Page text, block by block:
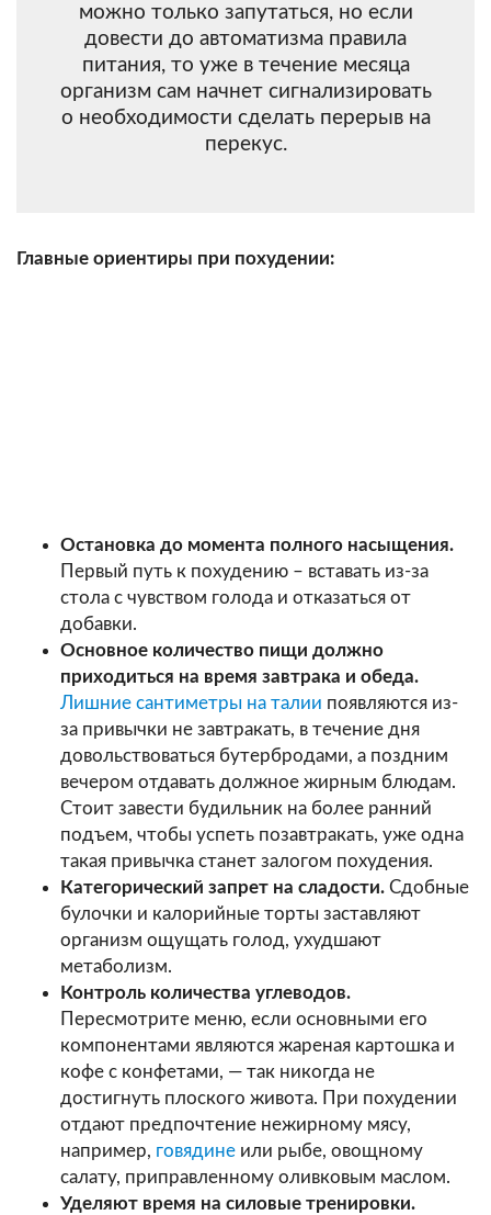
можно только запутаться, но если
довести до автоматизма правила
питания, то уже в течение месяца
организм сам начнет сигнализировать
о необходимости сделать перерыв на
перекус.
Главные ориентиры при похудении:
Остановка до момента полного насыщения.
Первый путь к похудению – вставать из-за
стола с чувством голода и отказаться от
добавки.
Основное количество пищи должно
приходиться на время завтрака и обеда.
Лишние сантиметры на талии появляются из-
за привычки не завтракать, в течение дня
довольствоваться бутербродами, а поздним
вечером отдавать должное жирным блюдам.
Стоит завести будильник на более ранний
подъем, чтобы успеть позавтракать, уже одна
такая привычка станет залогом похудения.
Категорический запрет на сладости. Сдобные
булочки и калорийные торты заставляют
организм ощущать голод, ухудшают
метаболизм.
Контроль количества углеводов.
Пересмотрите меню, если основными его
компонентами являются жареная картошка и
кофе с конфетами, — так никогда не
достигнуть плоского живота. При похудении
отдают предпочтение нежирному мясу,
например, говядине или рыбе, овощному
салату, приправленному оливковым маслом.
Уделяют время на силовые тренировки.